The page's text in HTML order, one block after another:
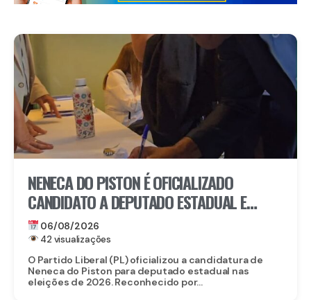
NENECA DO PISTON É OFICIALIZADO
CANDIDATO A DEPUTADO ESTADUAL E
FORTALECE CHAPA DO PL EM
PERNAMBUCO
06/08/2026
42 visualizações
O Partido Liberal (PL) oficializou a candidatura de
Neneca do Piston para deputado estadual nas
eleições de 2026. Reconhecido por...